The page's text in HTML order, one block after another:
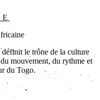
le trône de la culture
mouvement, du rythme et
du Togo.